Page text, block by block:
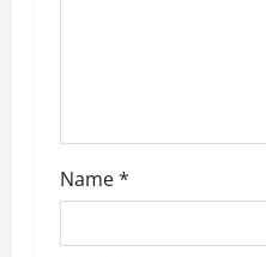
Name*